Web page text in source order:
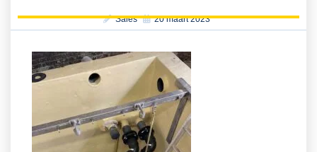
Sales 20 maart 2023